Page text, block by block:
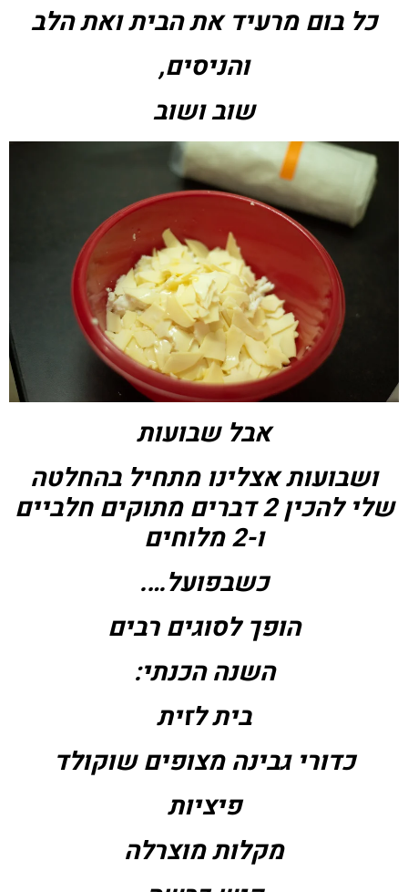
כל בום מרעיד את הבית ואת הלב
והניסים,
שוב ושוב
אבל שבועות
ושבועות אצלינו מתחיל בהחלטה
שלי להכין 2 דברים מתוקים חלביים
ו-2 מלוחים
כשבפועל….
הופך לסוגים רבים
השנה הכנתי:
בית לזית
כדורי גבינה מצופים שוקולד
פיציות
מקלות מוצרלה